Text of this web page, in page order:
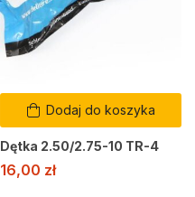
Dodaj do koszyka
Dętka 2.50/2.75-10 TR-4
16,00 zł